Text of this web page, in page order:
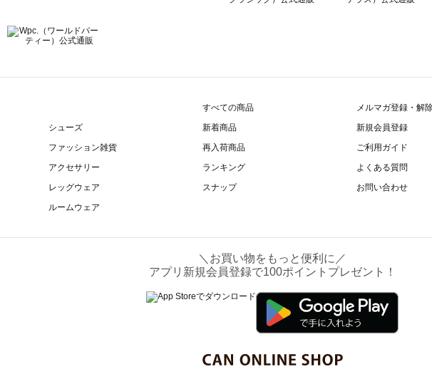
シューズ
ファッション雑貨
アクセサリー
レッグウェア
ルームウェア
すべての商品
新着商品
再入荷商品
ランキング
スナップ
メルマガ登録・解
新規会員登録
ご利用ガイド
よくある質問
お問い合わせ
＼お買い物をもっと便利に／
アプリ新規会員登録で100ポイントプレゼント！